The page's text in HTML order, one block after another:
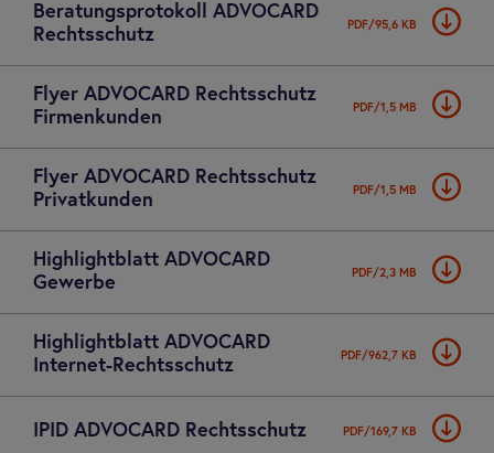
Bera­tungs­pro­to­koll ADVO­CARD
Rechts­schutz
PDF/95,6 KB
Flyer ADVO­CARD Rechts­schutz
Fir­men­kun­den
PDF/1,5 MB
Flyer ADVO­CARD Rechts­schutz
Pri­vat­kun­den
PDF/1,5 MB
High­light­blatt ADVO­CARD
Gewerbe
PDF/2,3 MB
High­light­blatt ADVO­CARD
Inter­net-Rechts­schutz
PDF/962,7 KB
IPID ADVO­CARD Rechts­schutz PDF/169,7 KB